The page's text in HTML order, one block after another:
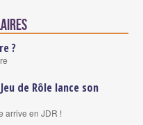
?
de Rôle lance son
arrive en JDR !